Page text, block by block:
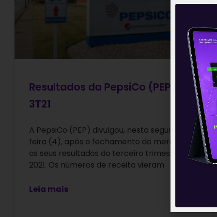
Resultados da PepsiCo (PEP) do
3T21
A PepsiCo (PEP) divulgou, nesta segunda-
feira (4), após o fechamento do mercado,
os seus resultados do terceiro trimestre de
2021. Os números de receita vieram
Leia mais